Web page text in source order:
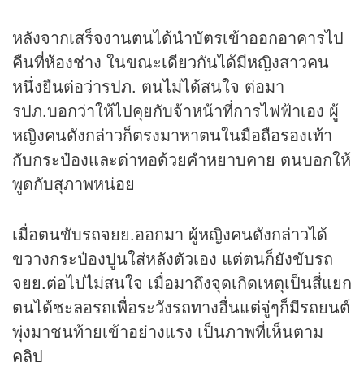
หลังจากเสร็จงานตนได้นำบัตรเข้าออกอาคารไป
คืนที่ห้องช่าง ในขณะเดียวกันได้มีหญิงสาวคน
หนึ่งยืนต่อว่ารปภ. ตนไม่ได้สนใจ ต่อมา
รปภ.บอกว่าให้ไปคุยกับจ้าหน้าที่การไฟฟ้าเอง ผู้
หญิงคนดังกล่าวก็ตรงมาหาตนในมือถือรองเท้า
กับกระป๋องและด่าทอด้วยคำหยาบคาย ตนบอกให้
พูดกับสุภาพหน่อย
เมื่อตนขับรถจยย.ออกมา ผู้หญิงคนดังกล่าวได้
ขวางกระป๋องปูนใส่หลังตัวเอง แต่ตนก็ยังขับรถ
จยย.ต่อไปไม่สนใจ เมื่อมาถึงจุดเกิดเหตุเป็นสี่แยก
ตนได้ชะลอรถเพื่อระวังรถทางอื่นแต่จู่ๆก็มีรถยนต์
พุ่งมาชนท้ายเข้าอย่างแรง เป็นภาพที่เห็นตาม
คลิป